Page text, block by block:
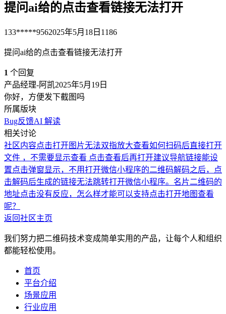
提问ai给的点击查看链接无法打开
133*****9562025年5月18日 1186
提问ai给的点击查看链接无法打开
1 个回复
产品经理-阿凯2025年5月19日
你好，方便发下截图吗
所属版块
Bug反馈AI 解读
相关讨论
社区内容点击打开图片无法双指放大查看如何扫码后直接打开
文件 ，不需要显示查看 点击查看后再打开建议导航链接能设
置点击弹窗显示，不用打开微信小程序的二维码解码之后，点
击解码后生成的链接无法跳转打开微信小程序。 名片二维码的
地址点击没有反应，怎么样才能可以支持点击打开地图查看
呢？
返回社区主页
我们努力把二维码技术变成简单实用的产品，让每个人和组织
都能轻松使用。
首页
平台介绍
场景应用
行业应用